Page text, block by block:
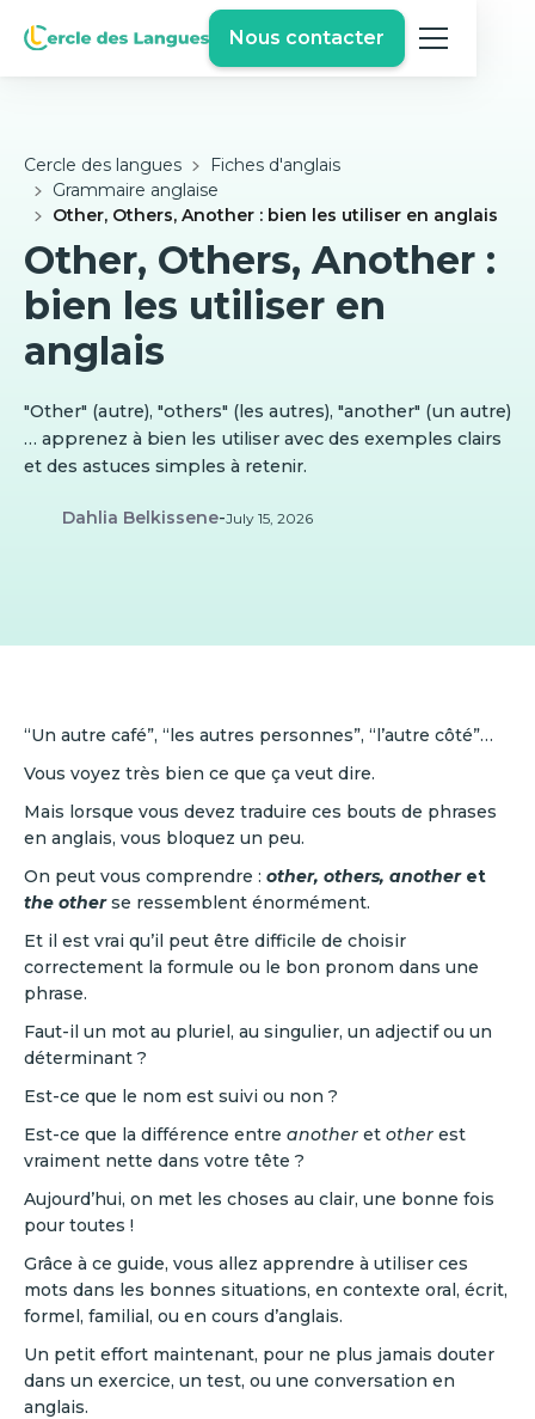
Nous contacter
Cercle des langues
Fiches d'anglais
Grammaire anglaise
Other, Others, Another : bien les utiliser en anglais
Other, Others, Another :
bien les utiliser en
anglais
"Other" (autre), "others" (les autres), "another" (un autre)
… apprenez à bien les utiliser avec des exemples clairs
et des astuces simples à retenir.
Dahlia Belkissene-July 15, 2026
“Un autre café”, “les autres personnes”, “l’autre côté”…
Vous voyez très bien ce que ça veut dire.
Mais lorsque vous devez traduire ces bouts de phrases
en anglais, vous bloquez un peu.
On peut vous comprendre : other, others, another et
the otherse ressemblent énormément.
Et il est vrai qu’il peut être difficile de choisir
correctement la formule ou le bon pronom dans une
phrase.
Faut-il un mot au pluriel, au singulier, un adjectif ou un
déterminant ?
Est-ce que le nom est suivi ou non ?
Est-ce que la différence entre another et other est
vraiment nette dans votre tête ?
Aujourd’hui, on met les choses au clair, une bonne fois
pour toutes !
Grâce à ce guide, vous allez apprendre à utiliser ces
mots dans les bonnes situations, en contexte oral, écrit,
formel, familial, ou en cours d’anglais.
Un petit effort maintenant, pour ne plus jamais douter
dans un exercice, un test, ou une conversation en
anglais.